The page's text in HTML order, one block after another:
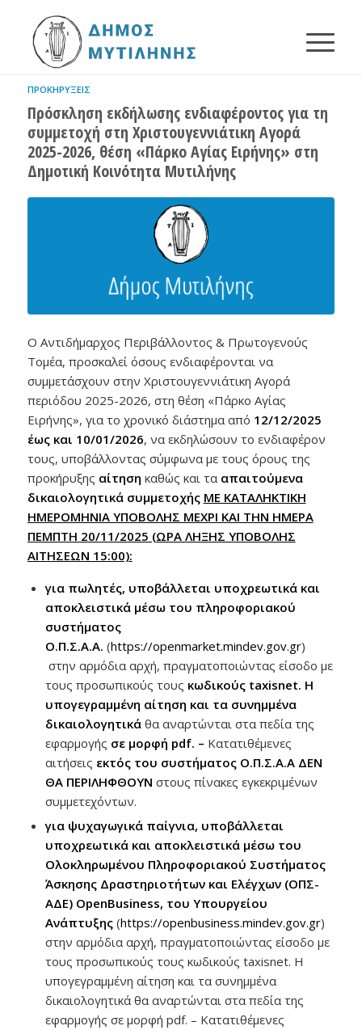
ΠΡΟΚΗΡΎΞΕΙΣ
Πρόσκληση εκδήλωσης ενδιαφέροντος για τη
συμμετοχή στη Χριστουγεννιάτικη Αγορά
2025-2026, θέση «Πάρκο Αγίας Ειρήνης» στη
Δημοτική Κοινότητα Μυτιλήνης
Ο Αντιδήμαρχος Περιβάλλοντος & Πρωτογενούς
Τομέα, προσκαλεί όσους ενδιαφέρονται να
συμμετάσχουν στην Χριστουγεννιάτικη Αγορά
περιόδου 2025-2026, στη θέση «Πάρκο Αγίας
Ειρήνης», για το χρονικό διάστημα από 12/12/2025
έως και 10/01/2026, να εκδηλώσουν το ενδιαφέρον
τους, υποβάλλοντας σύμφωνα με τους όρους της
προκήρυξης αίτηση καθώς και τα απαιτούμενα
δικαιολογητικά συμμετοχής ΜΕ ΚΑΤΑΛΗΚΤΙΚΗ
ΗΜΕΡΟΜΗΝΙΑ ΥΠΟΒΟΛΗΣ ΜΕΧΡΙ ΚΑΙ ΤΗΝ ΗΜΕΡΑ
ΠΕΜΠΤΗ 20/11/2025 (ΩΡΑ ΛΗΞΗΣ ΥΠΟΒΟΛΗΣ
ΑΙΤΗΣΕΩΝ 15:00):
για πωλητές, υποβάλλεται υποχρεωτικά και
αποκλειστικά μέσω του πληροφοριακού
συστήματος
Ο.Π.Σ.Α.Α. (https://openmarket.mindev.gov.gr)
στην αρμόδια αρχή, πραγματοποιώντας είσοδο με
τους προσωπικούς τους κωδικούς taxisnet. Η
υπογεγραμμένη αίτηση και τα συνημμένα
δικαιολογητικάθα αναρτώνται στα πεδία της
εφαρμογής σε μορφή pdf. – Κατατιθέμενες
αιτήσεις εκτός του συστήματος Ο.Π.Σ.Α.Α ΔΕΝ
ΘΑ ΠΕΡΙΛΗΦΘΟΥΝ στους πίνακες εγκεκριμένων
συμμετεχόντων.
για ψυχαγωγικά παίγνια, υποβάλλεται
υποχρεωτικά και αποκλειστικά μέσω του
Ολοκληρωμένου Πληροφοριακού Συστήματος
Άσκησης Δραστηριοτήτων και Ελέγχων (ΟΠΣ-
ΑΔΕ) OpenBusiness, του Υπουργείου
Ανάπτυξης(https://openbusiness.mindev.gov.gr)
στην αρμόδια αρχή, πραγματοποιώντας είσοδο με
τους προσωπικούς τους κωδικούς taxisnet. Η
υπογεγραμμένη αίτηση και τα συνημμένα
δικαιολογητικά θα αναρτώνται στα πεδία της
εφαρμογής σε μορφή pdf. – Κατατιθέμενες